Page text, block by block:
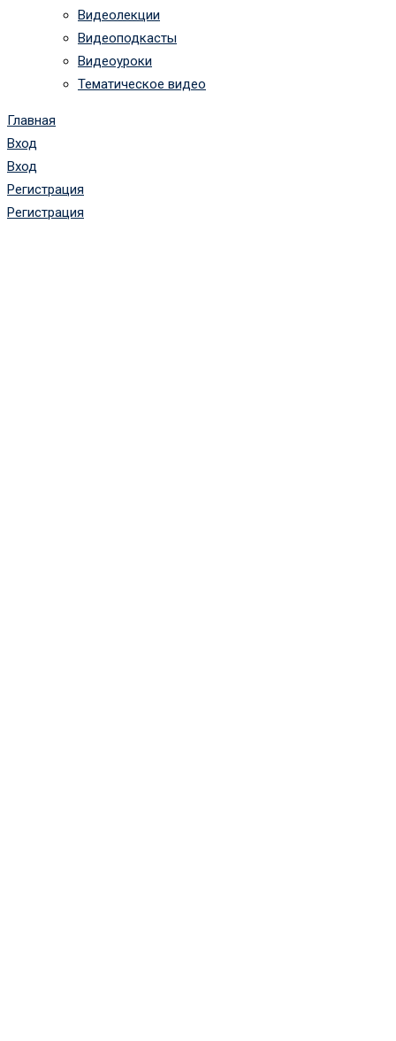
Видеолекции
Видеоподкасты
Видеоуроки
Тематическое видео
Главная
Вход
Вход
Регистрация
Регистрация